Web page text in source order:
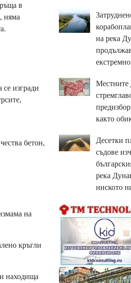
в
няма
изгради
бетон,
на
кръгли
находища
на река
екстремно
Местните
както
Десетки
съдове
река
ниското